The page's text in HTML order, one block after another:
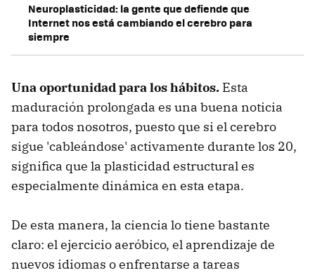
Neuroplasticidad: la gente que defiende que
Internet nos está cambiando el cerebro para
siempre
Una oportunidad para los hábitos. Esta
maduración prolongada es una buena noticia
para todos nosotros, puesto que si el cerebro
sigue 'cableándose' activamente durante los 20,
significa que la plasticidad estructural es
especialmente dinámica en esta etapa.
De esta manera, la ciencia lo tiene bastante
claro: el ejercicio aeróbico, el aprendizaje de
nuevos idiomas o enfrentarse a tareas